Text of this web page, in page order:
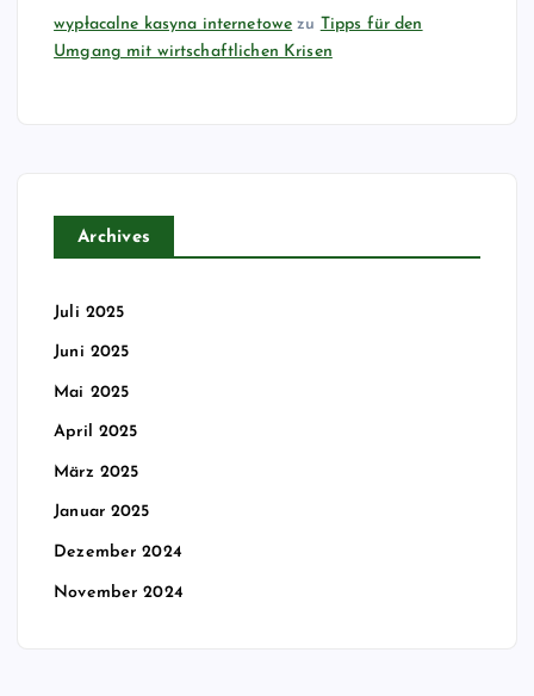
e
ä
wypłacalne kasyna internetowe zu Tipps für den
Umgang mit wirtschaftlichen Krisen
Archives
Juli 2025
Juni 2025
Mai 2025
April 2025
März 2025
Januar 2025
Dezember 2024
November 2024